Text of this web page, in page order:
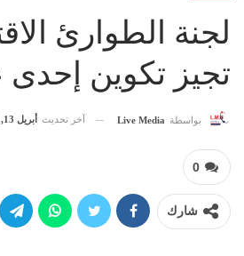
لجنة الطوارئ
تجيز تكوين
بواسطة Live Media آخر تحديث أبريل 13, 2022
0
شارك